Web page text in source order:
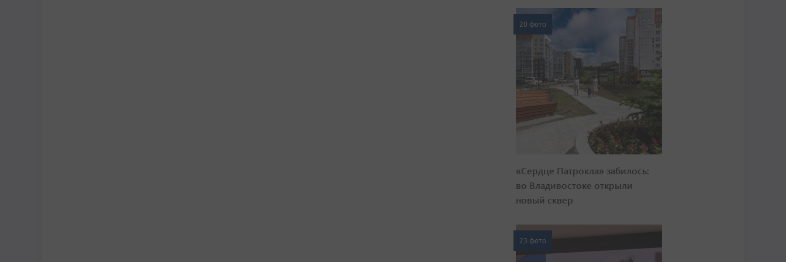
20 фото
«Сердце Патрокла» забилось:
во Владивостоке открыли
новый сквер
23 фото